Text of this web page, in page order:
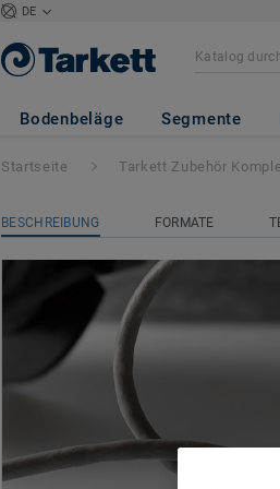
DE
Bodenbeläge Segmente
Schweißschnur
Startseite Tarkett Zubehör
BESCHREIBUNG FORMATE